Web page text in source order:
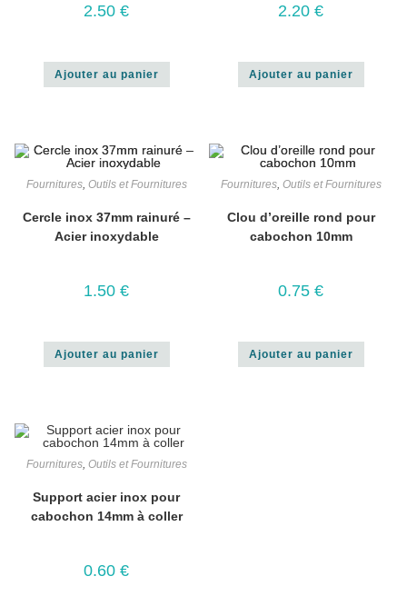
2.50 €
Ajouter au panier
2.20 €
Ajouter au panier
Fournitures, Outils et Fournitures
Cercle inox 37mm rainuré –
Acier inoxydable
1.50 €
Ajouter au panier
Fournitures, Outils et Fournitures
Clou d’oreille rond pour
cabochon 10mm
0.75 €
Ajouter au panier
Fournitures, Outils et Fournitures
Support acier inox pour
cabochon 14mm à coller
0.60 €